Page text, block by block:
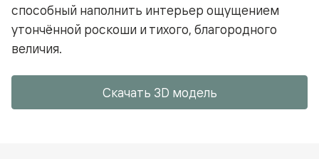
способный наполнить интерьер ощущением
утончённой роскоши и тихого, благородного
величия.
Скачать 3D модель